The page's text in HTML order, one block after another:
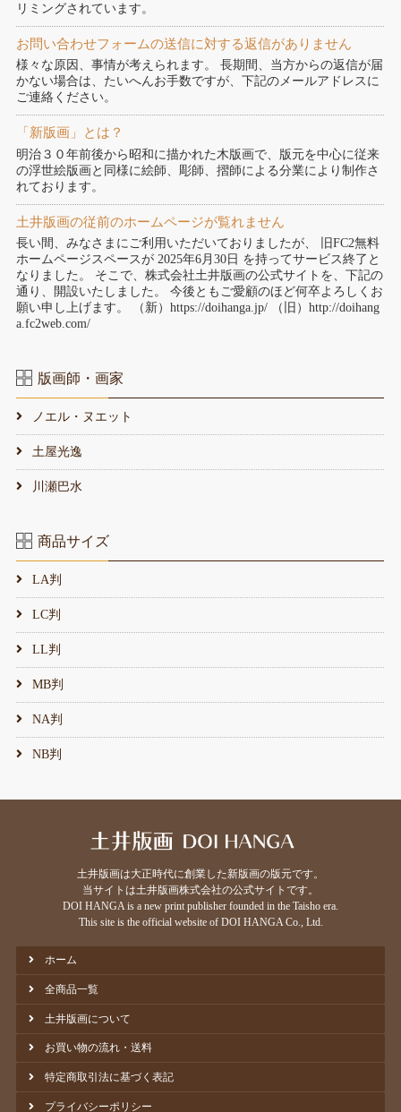
リミングされています。
お問い合わせフォームの送信に対する返信がありません
様々な原因、事情が考えられます。 長期間、当方からの返信が届
かない場合は、たいへんお手数ですが、下記のメールアドレスに
ご連絡ください。
「新版画」とは？
明治３０年前後から昭和に描かれた木版画で、版元を中心に従来
の浮世絵版画と同様に絵師、彫師、摺師による分業により制作さ
れております。
土井版画の従前のホームページが覧れません
長い間、みなさまにご利用いただいておりましたが、 旧FC2無料
ホームページスペースが 2025年6月30日 を持ってサービス終了と
なりました。 そこで、株式会社土井版画の公式サイトを、下記の
通り、開設いたしました。 今後ともご愛顧のほど何卒よろしくお
願い申し上げます。 （新）https://doihanga.jp/ （旧）http://doihang
a.fc2web.com/
版画師・画家
ノエル・ヌエット
土屋光逸
川瀬巴水
商品サイズ
LA判
LC判
LL判
MB判
NA判
NB判
⼟井版画は⼤正時代に創業した新版画の版元です。
当サイトは土井版画株式会社の公式サイトです。
DOI HANGA is a new print publisher founded in the Taisho era.
This site is the official website of DOI HANGA Co., Ltd.
ホーム
全商品一覧
土井版画について
お買い物の流れ・送料
特定商取引法に基づく表記
プライバシーポリシー